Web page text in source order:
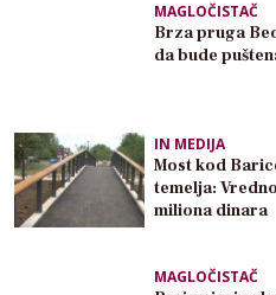
MAGLOČISTAČ
Brza pruga
da bude
IN MEDIJA
Most kod
temelja:
miliona dinara
MAGLOČISTAČ